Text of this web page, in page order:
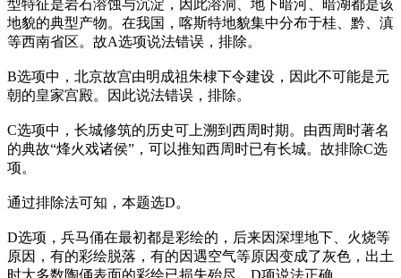
型特征是岩石溶蚀与沉淀，因此溶洞、地下暗河、暗湖都是该
地貌的典型产物。在我国，喀斯特地貌集中分布于桂、黔、滇
等西南省区。故A选项说法错误，排除。
B选项中，北京故宫由明成祖朱棣下令建设，因此不可能是元
朝的皇家宫殿。因此说法错误，排除。
C选项中，长城修筑的历史可上溯到西周时期。由西周时著名
的典故“烽火戏诸侯”，可以推知西周时已有长城。故排除C选
项。
通过排除法可知，本题选D。
D选项，兵马俑在最初都是彩绘的，后来因深埋地下、火烧等
原因，有的彩绘脱落，有的因遇空气等原因变成了灰色，出土
时大多数陶俑表面的彩绘已损失殆尽。D项说法正确。